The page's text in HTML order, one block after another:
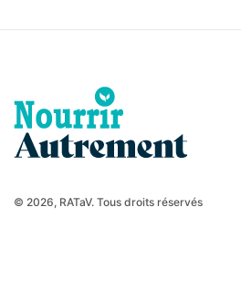
© 2026, RATaV. Tous droits réservés